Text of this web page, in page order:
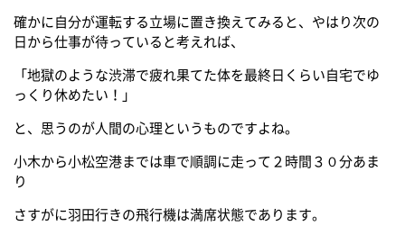
確かに自分が運転する立場に置き換えてみると、やはり次の
日から仕事が待っていると考えれば、
「地獄のような渋滞で疲れ果てた体を最終日くらい自宅でゆ
っくり休めたい！」
と、思うのが人間の心理というものですよね。
小木から小松空港までは車で順調に走って２時間３０分あま
り
さすがに羽田行きの飛行機は満席状態であります。